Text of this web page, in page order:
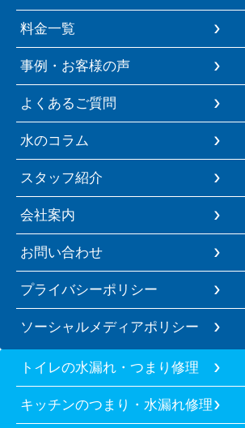
料金一覧
事例・お客様の声
よくあるご質問
水のコラム
スタッフ紹介
会社案内
お問い合わせ
プライバシーポリシー
ソーシャルメディアポリシー
トイレの水漏れ・つまり修理
キッチンのつまり・水漏れ修理